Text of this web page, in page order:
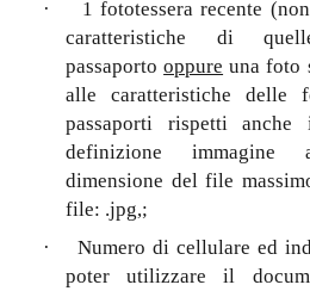
·
1 fototessera recente
caratteristiche di
passaportooppure una foto
alle caratteristiche delle
passaporti rispetti
definizione
dimensione del file
file: .jpg,;
·
Numero di cellulare ed
poter utilizzare il